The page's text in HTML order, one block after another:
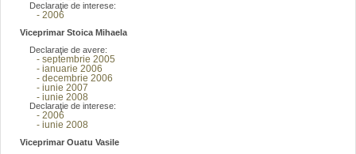
Declaraţie de interese:
- 2006
Viceprimar Stoica Mihaela
Declaraţie de avere:
- septembrie 2005
- ianuarie 2006
- decembrie 2006
- iunie 2007
- iunie 2008
Declaraţie de interese:
- 2006
- iunie 2008
Viceprimar Ouatu Vasile